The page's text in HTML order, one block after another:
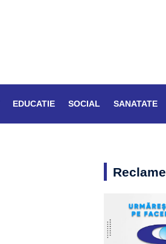
EDUCATIE SOCIAL SANATATE
Reclame